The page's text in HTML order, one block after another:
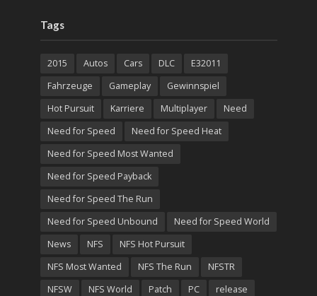
Tags
2015 Autos Cars DLC
E32011
Fahrzeuge
Gameplay
Gewinnspiel
Hot Pursuit
Karriere Multiplayer
Need
Need for Speed
Need for Speed Heat
Need for Speed Most Wanted
Need for Speed Payback
Need for Speed The Run
Need for Speed Unbound
Need for Speed World
News
NFS
NFS Hot Pursuit
NFS Most Wanted
NFS The Run
NFSTR
NFSW
NFS World Patch PC
release